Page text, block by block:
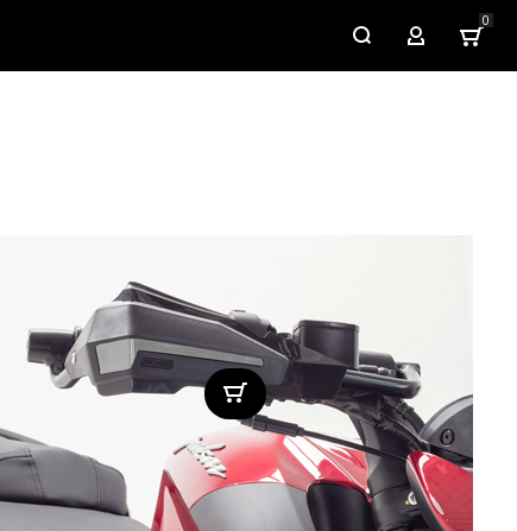
My Account
0